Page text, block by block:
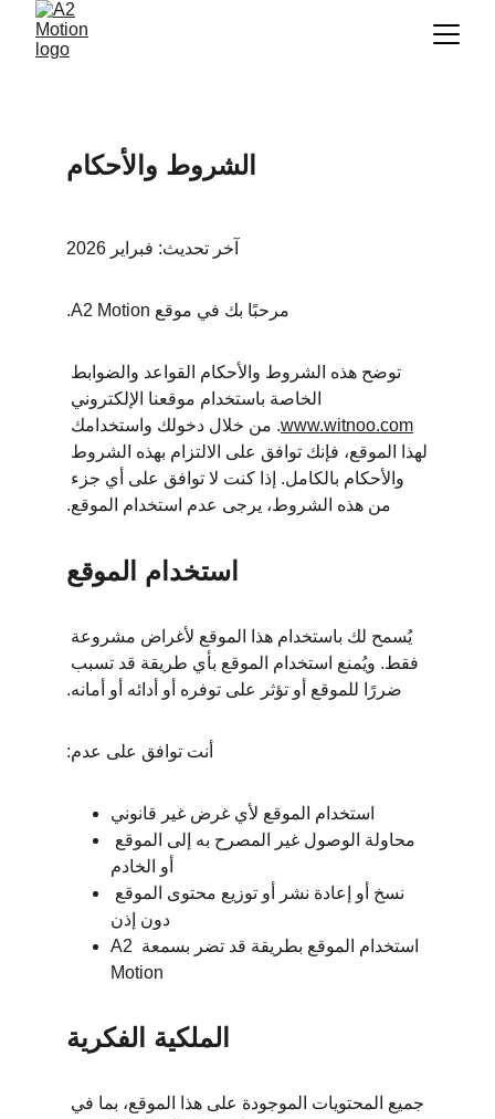
الشروط والأحكام
آخر تحديث: فبراير 2026
مرحبًا بك في موقع A2 Motion.
توضح هذه الشروط والأحكام القواعد والضوابط
الخاصة باستخدام موقعنا الإلكتروني
www.witnoo.com. من خلال دخولك واستخدامك
لهذا الموقع، فإنك توافق على الالتزام بهذه الشروط
والأحكام بالكامل. إذا كنت لا توافق على أي جزء
من هذه الشروط، يرجى عدم استخدام الموقع.
استخدام الموقع
يُسمح لك باستخدام هذا الموقع لأغراض مشروعة
فقط. ويُمنع استخدام الموقع بأي طريقة قد تسبب
ضررًا للموقع أو تؤثر على توفره أو أدائه أو أمانه.
أنت توافق على عدم:
استخدام الموقع لأي غرض غير قانوني
محاولة الوصول غير المصرح به إلى الموقع
أو الخادم
نسخ أو إعادة نشر أو توزيع محتوى الموقع
دون إذن
استخدام الموقع بطريقة قد تضر بسمعة A2
Motion
الملكية الفكرية
جميع المحتويات الموجودة على هذا الموقع، بما في